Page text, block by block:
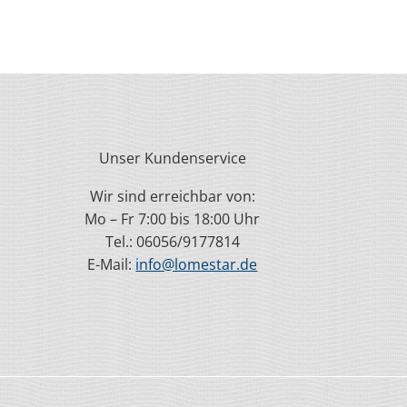
Unser Kundenservice
Wir sind erreichbar von:
Mo – Fr 7:00 bis 18:00 Uhr
Tel.: 06056/9177814
E-Mail: info@lomestar.de